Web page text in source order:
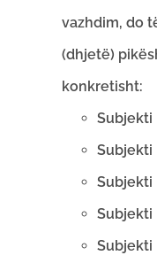
vazhdim, do
(dhjetë)
konkretisht:
Subjekti
Subjekti
Subjekti
Subjekti
Subjekti